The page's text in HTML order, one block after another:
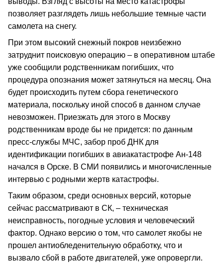
позволяет разглядеть лишь небольшие темные части
самолета на снегу.
При этом высокий снежный покров неизбежно
затруднит поисковую операцию – в оперативном штабе
уже сообщили родственникам погибших, что
процедура опознания может затянуться на месяц. Она
будет происходить путем сбора генетического
материала, поскольку иной способ в данном случае
невозможен. Приезжать для этого в Москву
родственникам вроде бы не придется: по данным
пресс-службы МЧС, забор проб ДНК для
идентификации погибших в авиакатастрофе Ан-148
начался в Орске. В СМИ появились и многочисленные
интервью с родными жертв катастрофы.
Таким образом, среди основных версий, которые
сейчас рассматривают в СК, – техническая
неисправность, погодные условия и человеческий
фактор. Однако версию о том, что самолет якобы не
прошел антиобледенительную обработку, что и
вызвало сбой в работе двигателей, уже опровергли.